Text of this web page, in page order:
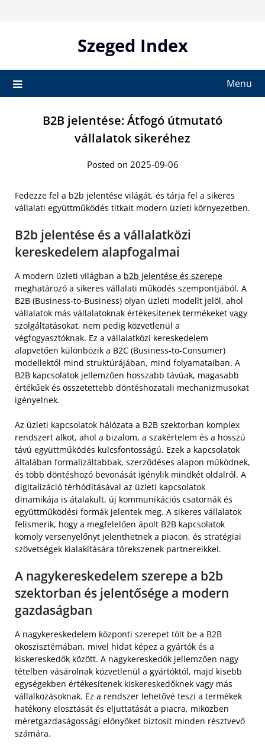
Szeged Index
Menu
B2B jelentése: Átfogó útmutató
vállalatok sikeréhez
Posted on 2025-09-06
Fedezze fel a b2b jelentése világát, és tárja fel a sikeres
vállalati együttműködés titkait modern üzleti környezetben.
B2b jelentése és a vállalatközi
kereskedelem alapfogalmai
A modern üzleti világban a b2b jelentése és szerepe
meghatározó a sikeres vállalati működés szempontjából. A
B2B (Business-to-Business) olyan üzleti modellt jelöl, ahol
vállalatok más vállalatoknak értékesítenek termékeket vagy
szolgáltatásokat, nem pedig közvetlenül a
végfogyasztóknak. Ez a vállalatközi kereskedelem
alapvetően különbözik a B2C (Business-to-Consumer)
modellektől mind struktúrájában, mind folyamataiban. A
B2B kapcsolatok jellemzően hosszabb távúak, magasabb
értékűek és összetettebb döntéshozatali mechanizmusokat
igényelnek.
Az üzleti kapcsolatok hálózata a B2B szektorban komplex
rendszert alkot, ahol a bizalom, a szakértelem és a hosszú
távú együttműködés kulcsfontosságú. Ezek a kapcsolatok
általában formalizáltabbak, szerződéses alapon működnek,
és több döntéshozó bevonását igénylik mindkét oldalról. A
digitalizáció térhódításával az üzleti kapcsolatok
dinamikája is átalakult, új kommunikációs csatornák és
együttműködési formák jelentek meg. A sikeres vállalatok
felismerik, hogy a megfelelően ápolt B2B kapcsolatok
komoly versenyelőnyt jelenthetnek a piacon, és stratégiai
szövetségek kialakítására törekszenek partnereikkel.
A nagykereskedelem szerepe a b2b
szektorban és jelentősége a modern
gazdaságban
A nagykereskedelem központi szerepet tölt be a B2B
ökoszisztémában, mivel hidat képez a gyártók és a
kiskereskedők között. A nagykereskedők jellemzően nagy
tételben vásárolnak közvetlenül a gyártóktól, majd kisebb
egységekben értékesítenek kiskereskedőknek vagy más
vállalkozásoknak. Ez a rendszer lehetővé teszi a termékek
hatékony elosztását és eljuttatását a piacra, miközben
méretgazdaságossági előnyöket biztosít minden résztvevő
számára.